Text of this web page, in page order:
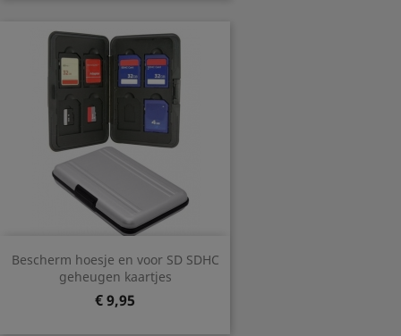
Bescherm hoesje en voor SD SDHC
geheugen kaartjes
Prijs
€ 9,95